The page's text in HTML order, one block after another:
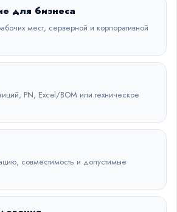
для бизнеса
мест, серверной и корпоративной
PN, Excel/BOM или техническое
совместимость и допустимые